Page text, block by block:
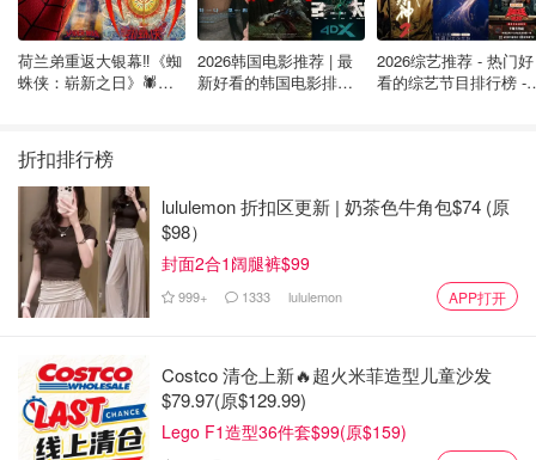
荷兰弟重返大银幕‼️《蜘
蛛侠：崭新之日》🕷️北
2026韩国电影推荐 | 最
新好看的韩国电影排行
2026综艺推荐 - 热门好
看的综艺节目排行榜 -
折扣排行榜
lululemon 折扣区更新 | 奶茶色牛角包$74 (原
$98）
封面2合1阔腿裤$99
999+ 1333 lululemon APP打开
Costco 清仓上新🔥超火米菲造型儿童沙发
$79.97(原$129.99)
Lego F1造型36件套$99(原$159)